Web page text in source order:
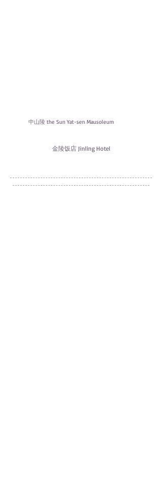
中山陵 the Sun Yat-sen Mausoleum
金陵饭店 Jinling Hotel